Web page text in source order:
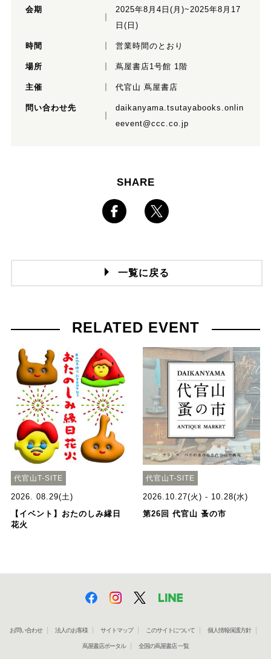
会期
2025年8月4日(月)~2025年8月17
日(日)
時間 営業時間のとおり
場所 蔦屋書店1号館 1階
主催 代官山 蔦屋書店
問い合わせ先
daikanyama.tsutayabooks.onlin
eevent@ccc.co.jp
SHARE
一覧に戻る
RELATED EVENT
代官山T-SITE
2026. 08.29(土)
【イベント】おたのしみ縁日
花火
代官山T-SITE
2026.10.27(火) - 10.28(水)
第26回 代官山 蚤の市
お問い合わせ 法人のお客様 サイトマップ このサイトについて 個人情報保護方針
蔦屋書店ポータル 全国の蔦屋書店 一覧